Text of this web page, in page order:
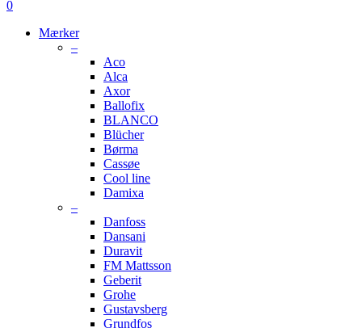
søge
0
Mærker
–
Aco
Alca
Axor
Ballofix
BLANCO
Blücher
Børma
Cassøe
Cool line
Damixa
–
Danfoss
Dansani
Duravit
FM Mattsson
Geberit
Grohe
Gustavsberg
Grundfos